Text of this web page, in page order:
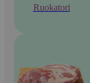
Ruokatori